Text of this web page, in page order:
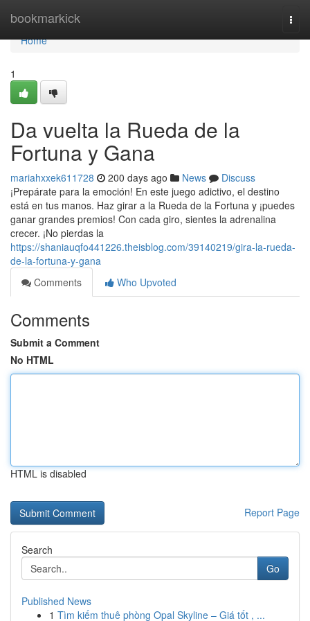
bookmarkick
Home
Home
1
Da vuelta la Rueda de la
Fortuna y Gana
mariahxxek611728 200 days ago News
Discuss
¡Prepárate para la emoción! En este juego adictivo, el destino
está en tus manos. Haz girar a la Rueda de la Fortuna y ¡puedes
ganar grandes premios! Con cada giro, sientes la adrenalina
crecer. ¡No pierdas la
https://shaniauqfo441226.theisblog.com/39140219/gira-la-rueda-
de-la-fortuna-y-gana
Comments
Who Upvoted
Comments
Submit a Comment
No HTML
HTML is disabled
Report Page
Search
Go
Published News
1 Tìm kiếm thuê phòng Opal Skyline – Giá tốt , ...